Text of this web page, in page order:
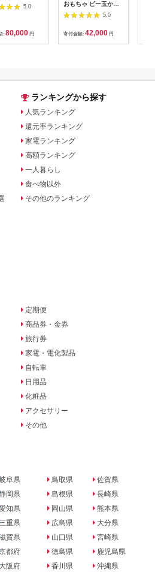
5.0
: 80,000 円
おもちゃ ビー玉から
くり 円盤ツイントル
ネード からくり 玩具
赤ちゃん 子供 雑貨
5.0
寄付金額: 42,000 円
ランキングから探す
人気ランキング
還元率ランキング
家電ランキング
高額ランキング
一人暮らし
食べ物以外
その他のランキング
定期便
商品券・金券
旅行券
家電・電化製品
自転車
日用品
化粧品
アクセサリー
その他
阜県
岡県
知県
三重県
賀県
都府
大阪府
鳥取県
島根県
岡山県
広島県
山口県
徳島県
香川県
佐賀県
長崎県
熊本県
大分県
宮崎県
鹿児島県
沖縄県